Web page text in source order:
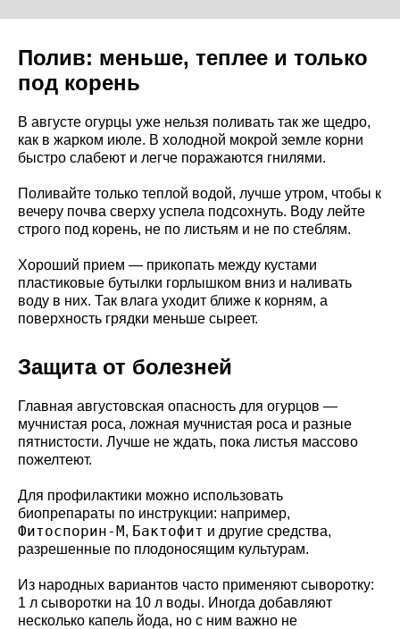
Полив: меньше, теплее и только
под корень
В августе огурцы уже нельзя поливать так же щедро,
как в жарком июле. В холодной мокрой земле корни
быстро слабеют и легче поражаются гнилями.
Поливайте только теплой водой, лучше утром, чтобы к
вечеру почва сверху успела подсохнуть. Воду лейте
строго под корень, не по листьям и не по стеблям.
Хороший прием — прикопать между кустами
пластиковые бутылки горлышком вниз и наливать
воду в них. Так влага уходит ближе к корням, а
поверхность грядки меньше сыреет.
Защита от болезней
Главная августовская опасность для огурцов —
мучнистая роса, ложная мучнистая роса и разные
пятнистости. Лучше не ждать, пока листья массово
пожелтеют.
Для профилактики можно использовать
биопрепараты по инструкции: например,
Фитоспорин-М, Бактофит и другие средства,
разрешенные по плодоносящим культурам.
Из народных вариантов часто применяют сыворотку:
1 л сыворотки на 10 л воды. Иногда добавляют
несколько капель йода, но с ним важно не